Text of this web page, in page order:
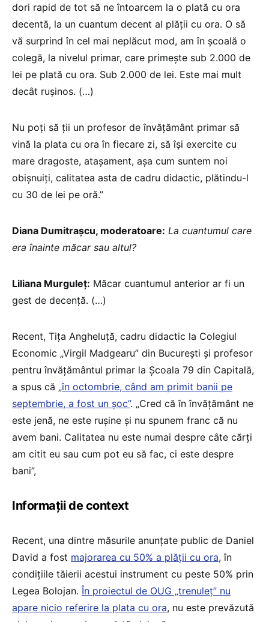
dori rapid de tot să ne întoarcem la o plată cu ora
decentă, la un cuantum decent al plăţii cu ora. O să
vă surprind în cel mai neplăcut mod, am în şcoală o
colegă, la nivelul primar, care primeşte sub 2.000 de
lei pe plată cu ora. Sub 2.000 de lei. Este mai mult
decât ruşinos. (…)
Nu poți să ții un profesor de învățământ primar să
vină la plata cu ora în fiecare zi, să își exercite cu
mare dragoste, atașament, așa cum suntem noi
obișnuiți, calitatea asta de cadru didactic, plătindu-l
cu 30 de lei pe oră.”
Diana Dumitrașcu, moderatoare: La cuantumul care
era înainte măcar sau altul?
Liliana Murguleț: Măcar cuantumul anterior ar fi un
gest de decență. (…)
Recent, Tița Angheluță, cadru didactic la Colegiul
Economic „Virgil Madgearu” din București și profesor
pentru învățământul primar la Școala 79 din Capitală,
a spus că „în octombrie, când am primit banii pe
septembrie, a fost un șoc”. „Cred că în învățământ ne
este jenă, ne este rușine și nu spunem franc că nu
avem bani. Calitatea nu este numai despre câte cărți
am citit eu sau cum pot eu să fac, ci este despre
bani”,
Informații de context
Recent, una dintre măsurile anunțate public de Daniel
David a fost majorarea cu 50% a plății cu ora, în
condițiile tăierii acestui instrument cu peste 50% prin
Legea Bolojan. În proiectul de OUG „trenuleț” nu
apare nicio referire la plata cu ora, nu este prevăzută